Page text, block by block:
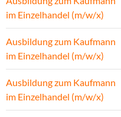
im Einzelhandel (m/w/x)
Ausbildung zum Kaufmann
im Einzelhandel (m/w/x)
Ausbildung zum Kaufmann
im Einzelhandel (m/w/x)